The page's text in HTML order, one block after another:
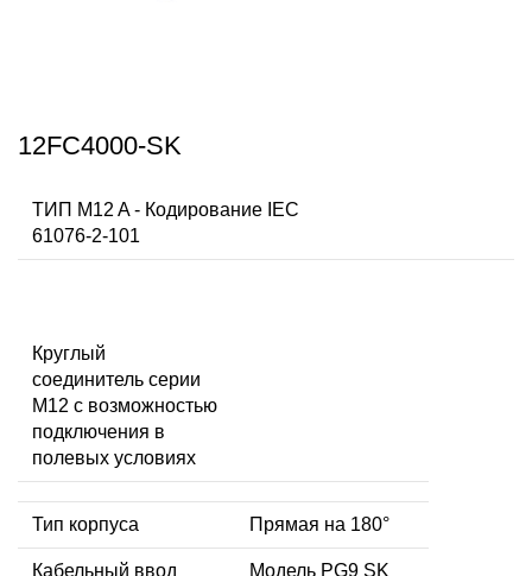
12FC4000-SK
ТИП M12 A - Кодирование IEC
61076-2-101
Круглый
соединитель серии
M12 с возможностью
подключения в
полевых условиях
Тип корпуса Прямая на 180°
Кабельный ввод Модель PG9 SK